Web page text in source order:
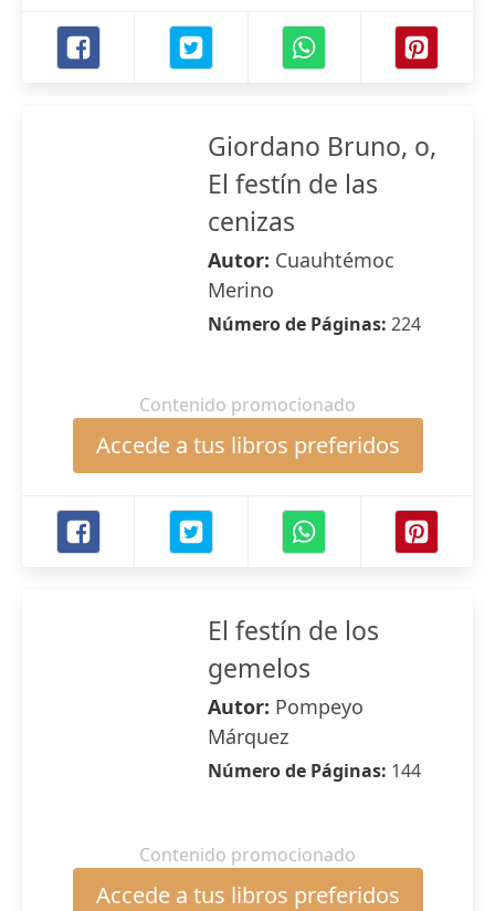
Giordano Bruno, o,
El festín de las
cenizas
Autor: Cuauhtémoc
Merino
Número de Páginas: 224
Contenido promocionado
Accede a tus libros preferidos
El festín de los
gemelos
Autor: Pompeyo
Márquez
Número de Páginas: 144
Contenido promocionado
Accede a tus libros preferidos